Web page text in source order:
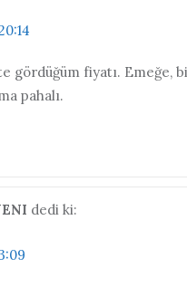
gördüğüm fiyatı. Emeğe,
pahalı.
dedi ki: